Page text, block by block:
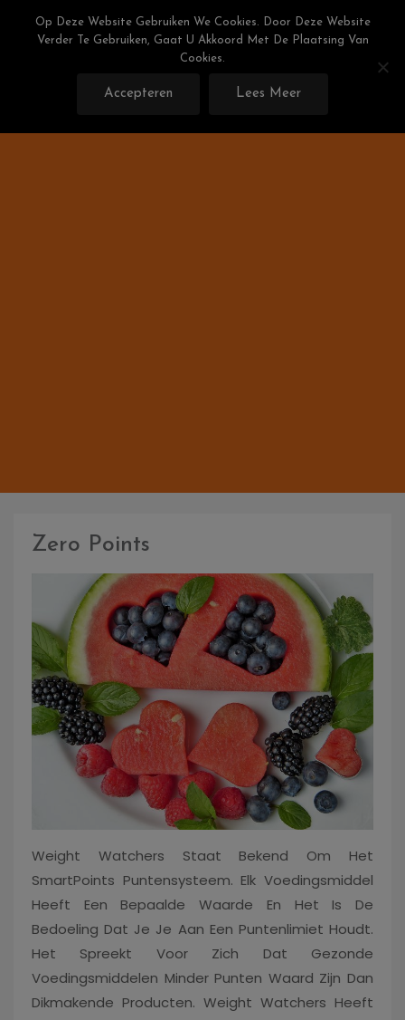
Weight Watchers Puntenlijst
Gratis De Weight Watchers Punten Berekenen!
Zero Points
Weight Watchers Staat Bekend Om Het
SmartPoints Puntensysteem. Elk Voedingsmiddel
Heeft Een Bepaalde Waarde En Het Is De
Bedoeling Dat Je Je Aan Een Puntenlimiet Houdt.
Het Spreekt Voor Zich Dat Gezonde
Voedingsmiddelen Minder Punten Waard Zijn Dan
Dikmakende Producten. Weight Watchers Heeft
Op Deze Website Gebruiken We Cookies. Door Deze Website
Verder Te Gebruiken, Gaat U Akkoord Met De Plaatsing Van
Cookies.
Accepteren Lees Meer